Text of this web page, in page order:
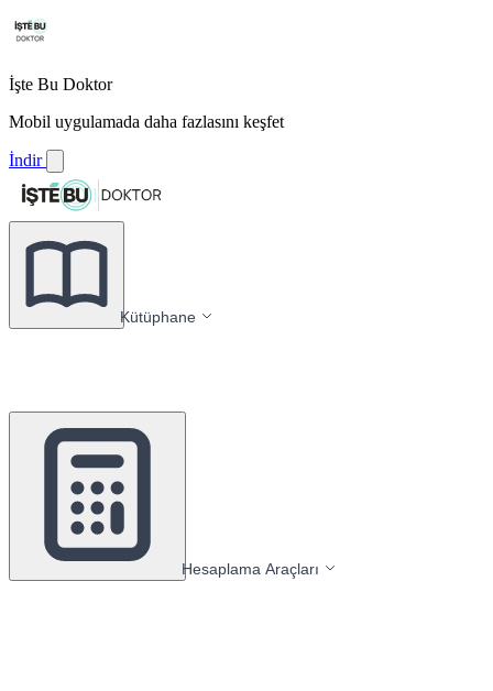
İşte Bu Doktor
Mobil uygulamada daha fazlasını keşfet
İndir
Kütüphane
Hesaplama Araçları